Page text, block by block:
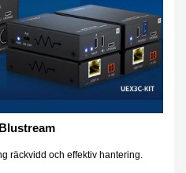
räckvidd och effektiv hantering.